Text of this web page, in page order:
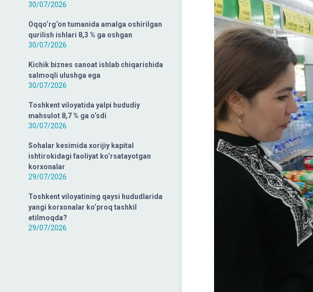
30/07/2026
Oqqo‘rg‘on tumanida amalga oshirilgan
qurilish ishlari 8,3 % ga oshgan
30/07/2026
Kichik biznes sanoat ishlab chiqarishida
salmoqli ulushga ega
30/07/2026
Toshkent viloyatida yalpi hududiy
mahsulot 8,7 % ga o‘sdi
30/07/2026
Sohalar kesimida xorijiy kapital
ishtirokidagi faoliyat ko‘rsatayotgan
korxonalar
29/07/2026
Toshkent viloyatining qaysi hududlarida
yangi korxonalar ko‘proq tashkil
etilmoqda?
29/07/2026